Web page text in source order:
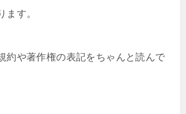
ます。
約や著作権の表記をちゃんと読んで